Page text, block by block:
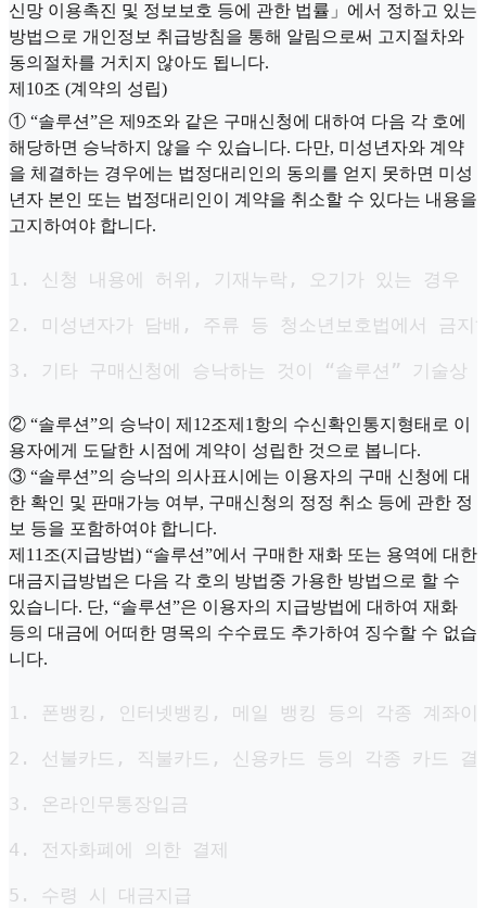
신망 이용촉진 및 정보보호 등에 관한 법률」에서 정하고 있는
방법으로 개인정보 취급방침을 통해 알림으로써 고지절차와
동의절차를 거치지 않아도 됩니다.
제10조 (계약의 성립)
① “솔루션”은 제9조와 같은 구매신청에 대하여 다음 각 호에
해당하면 승낙하지 않을 수 있습니다. 다만, 미성년자와 계약
을 체결하는 경우에는 법정대리인의 동의를 얻지 못하면 미성
년자 본인 또는 법정대리인이 계약을 취소할 수 있다는 내용을
고지하여야 합니다.
1. 신청 내용에 허위, 기재누락, 오기가 있는 경우
2. 미성년자가 담배, 주류 등 청소년보호법에서 금지
3. 기타 구매신청에 승낙하는 것이 “솔루션” 기술상
② “솔루션”의 승낙이 제12조제1항의 수신확인통지형태로 이
용자에게 도달한 시점에 계약이 성립한 것으로 봅니다.
③ “솔루션”의 승낙의 의사표시에는 이용자의 구매 신청에 대
한 확인 및 판매가능 여부, 구매신청의 정정 취소 등에 관한 정
보 등을 포함하여야 합니다.
제11조(지급방법) “솔루션”에서 구매한 재화 또는 용역에 대한
대금지급방법은 다음 각 호의 방법중 가용한 방법으로 할 수
있습니다. 단, “솔루션”은 이용자의 지급방법에 대하여 재화
등의 대금에 어떠한 명목의 수수료도 추가하여 징수할 수 없습
니다.
1. 폰뱅킹, 인터넷뱅킹, 메일 뱅킹 등의 각종 계좌이
2. 선불카드, 직불카드, 신용카드 등의 각종 카드 결
3. 온라인무통장입금
4. 전자화폐에 의한 결제
5. 수령 시 대금지급